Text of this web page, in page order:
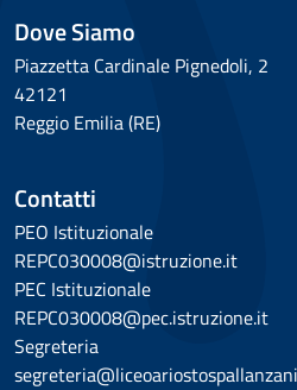
Dove Siamo
Piazzetta Cardinale Pignedoli, 2
42121
Reggio Emilia (RE)
Contatti
PEO Istituzionale
REPC030008@istruzione.it
PEC Istituzionale
REPC030008@pec.istruzione.it
Segreteria